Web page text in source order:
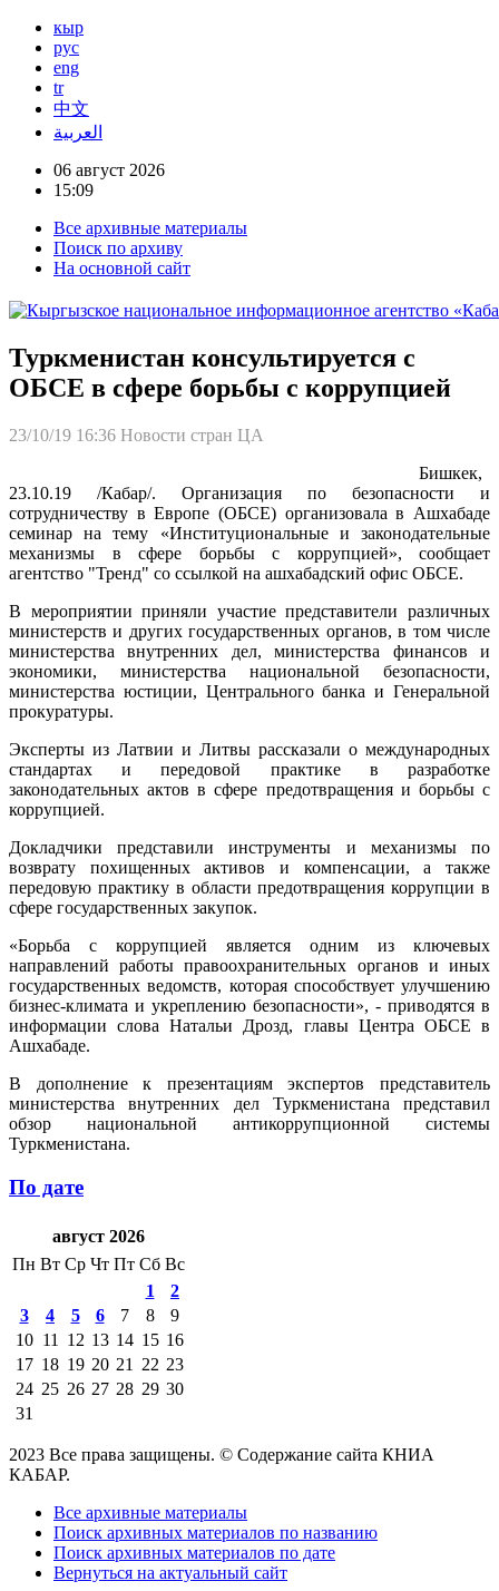
кыр
рус
eng
tr
中文
العربية
06 август 2026
15:09
Все архивные материалы
Поиск по архиву
На основной сайт
Туркменистан консультируетcя с
ОБСЕ в сфере борьбы с коррупцией
23/10/19 16:36 Новости стран ЦА
Бишкек,
23.10.19 /Кабар/. Организация по безопасности и
сотрудничеству в Европе (ОБСЕ) организовала в Ашхабаде
семинар на тему «Институциональные и законодательные
механизмы в сфере борьбы с коррупцией», сообщает
агентство "Тренд" со ссылкой на ашхабадский офис ОБСЕ.
В мероприятии приняли участие представители различных
министерств и других государственных органов, в том числе
министерства внутренних дел, министерства финансов и
экономики, министерства национальной безопасности,
министерства юстиции, Центрального банка и Генеральной
прокуратуры.
Эксперты из Латвии и Литвы рассказали о международных
стандартах и передовой практике в разработке
законодательных актов в сфере предотвращения и борьбы с
коррупцией.
Докладчики представили инструменты и механизмы по
возврату похищенных активов и компенсации, а также
передовую практику в области предотвращения коррупции в
сфере государственных закупок.
«Борьба с коррупцией является одним из ключевых
направлений работы правоохранительных органов и иных
государственных ведомств, которая способствует улучшению
бизнес-климата и укреплению безопасности», - приводятся в
информации слова Натальи Дрозд, главы Центра ОБСЕ в
Ашхабаде.
В дополнение к презентациям экспертов представитель
министерства внутренних дел Туркменистана представил
обзор национальной антикоррупционной системы
Туркменистана.
По дате
август 2026
Пн Вт Ср Чт Пт Сб Вс
1
2
3
4 5 6 7 8
9
10 11 12 13 14 15 16
17 18 19 20 21 22 23
24 25 26 27 28 29 30
31
2023 Все права защищены. © Содержание сайта КНИА
КАБАР.
Все архивные материалы
Поиск архивных материалов по названию
Поиск архивных материалов по дате
Вернуться на актуальный сайт